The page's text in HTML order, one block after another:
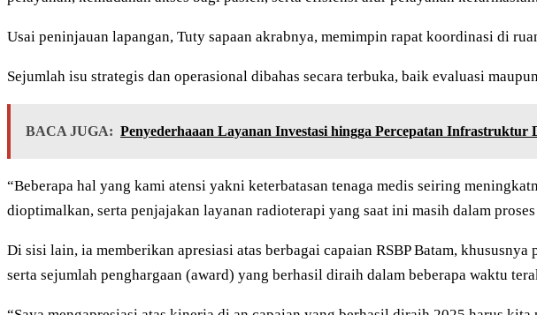
Usai peninjauan lapangan, Tuty sapaan akrabnya, memimpin rapat koordinasi di
Sejumlah isu strategis dan operasional dibahas secara terbuka, baik evaluasi
BACA JUGA: Penyederhaaan Layanan Investasi hingga Percepatan Infrastruktur
“Beberapa hal yang kami atensi yakni keterbatasan tenaga medis seiring
dioptimalkan, serta penjajakan layanan radioterapi yang saat ini masih dalam
Di sisi lain, ia memberikan apresiasi atas berbagai capaian RSBP Batam,
serta sejumlah penghargaan (award) yang berhasil diraih dalam beberapa waktu